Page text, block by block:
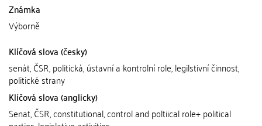
Známka
Výborně
Klíčová slova (česky)
senát, ČSR, politická, ústavní a kontrolní role, legilstivní činnost,
politické strany
Klíčová slova (anglicky)
Senat, ČSR, constitutional, control and poltiical role+ political